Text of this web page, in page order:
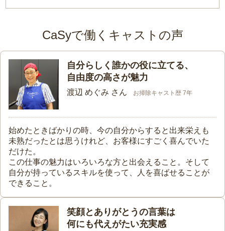
CaSyで働くキャストの声
自分らしく誰かの役に立てる、
自由度の高さが魅力
渡辺 めぐみ さん お掃除キャスト歴 7年
始めたときばかりの時、今の自分からすると出来栄えも
未熟だったとは思うけれど、お客様にすごく喜んでいた
だけた。
この仕事の魅力はいろいろな方と出会えること。そして
自分が持っているスキルを使って、人を喜ばせることが
できること。
笑顔とありがとうの言葉は
何にも代えがたい充実感